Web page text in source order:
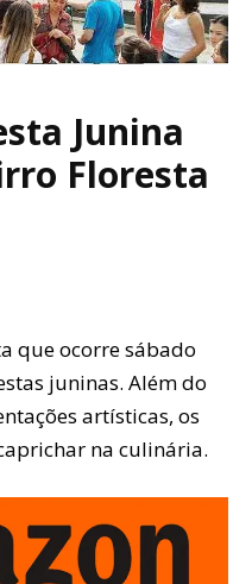
Junina
Floresta
que ocorre sábado
juninas. Além do
artísticas, os
na culinária.